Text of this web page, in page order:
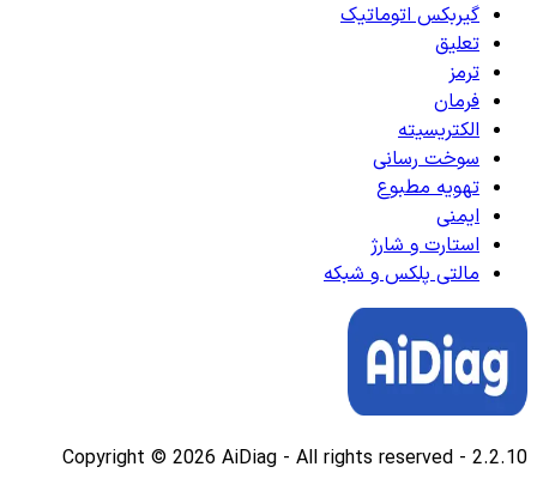
گیربکس اتوماتیک
تعلیق
ترمز
فرمان
الکتریسیته
سوخت رسانی
تهویه مطبوع
ایمنی
استارت و شارژ
مالتی پلکس و شبکه
Copyright © 2026 AiDiag - All rights reserved - 2.2.10